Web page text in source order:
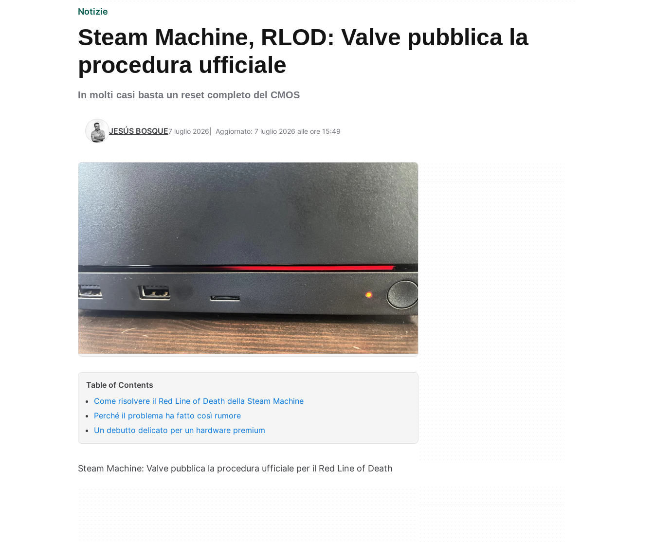
Notizie
Steam Machine, RLOD: Valve pubblica la
procedura ufficiale
In molti casi basta un reset completo del CMOS
JESÚS BOSQUE7 luglio 2026 Aggiornato: 7 luglio 2026 alle ore 15:49
Table of Contents
Come risolvere il Red Line of Death della Steam Machine
Perché il problema ha fatto così rumore
Un debutto delicato per un hardware premium
Steam Machine: Valve pubblica la procedura ufficiale per il Red Line of Death